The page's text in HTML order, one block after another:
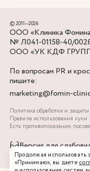
© 2011—2026
ООО «Клиника
№ Л041-01158-40/
ООО «УК КДФ
По вопросам PR и
пишите:
marketing@fomin-
Политика обработки и
Правила использования куки
Есть противопоказания,
Версия для
Продолжая использовать
«Принимаю», вы даете